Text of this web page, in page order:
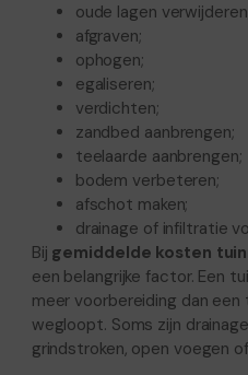
oude lagen
afgraven;
ophogen;
egaliseren;
verdichten;
zandbed aanbrengen;
teelaarde aanbrengen;
bodem verbeteren;
afschot maken;
drainage of infiltratie
Bij gemiddelde kosten
een belangrijke factor. Een
meer voorbereiding dan
wegloopt. Soms zijn
grindstroken, open voegen